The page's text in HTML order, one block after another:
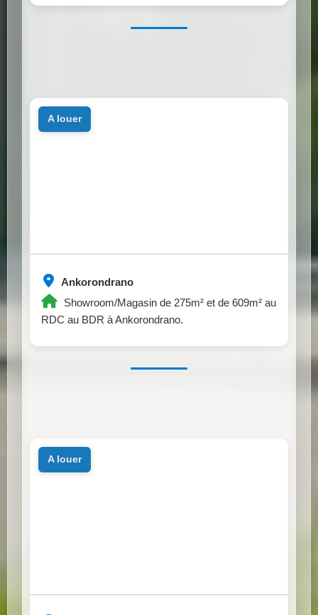
Ankorondrano
Showroom/Magasin de 275m² et de 609m² au
RDC au BDR à Ankorondrano.
a louer
a louer